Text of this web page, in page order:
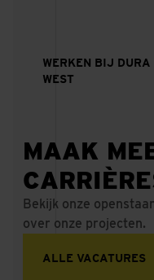
WERKEN BIJ DURA
WEST
MAAK
Bekijk onze
over onze projecten.
ALLE VACATURES